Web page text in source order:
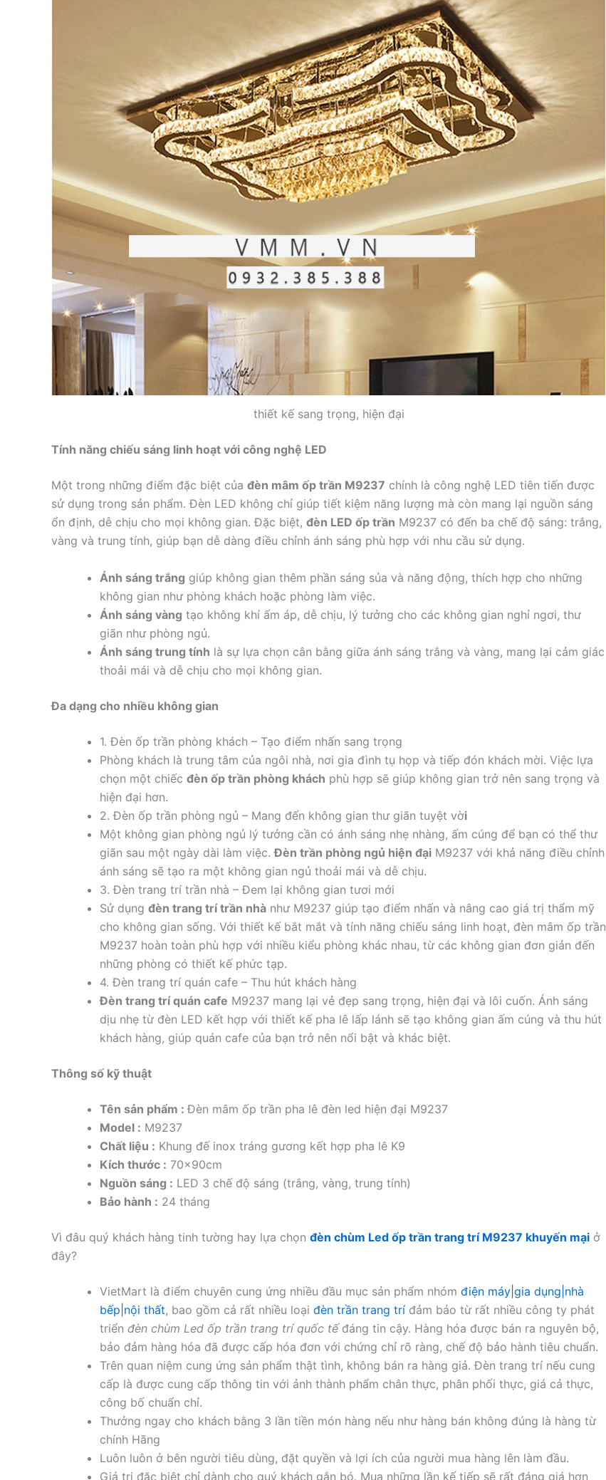
thiết kế sang trọng, hiện đại
Tính năng chiếu sáng linh hoạt với công nghệ LED
Một trong những điểm đặc biệt của đèn mâm ốp trần M9237 chính là công nghệ LED tiên tiến được
sử dụng trong sản phẩm. Đèn LED không chỉ giúp tiết kiệm năng lượng mà còn mang lại nguồn sáng
ổn định, dễ chịu cho mọi không gian. Đặc biệt, đèn LED ốp trần M9237 có đến ba chế độ sáng: trắng,
vàng và trung tính, giúp bạn dễ dàng điều chỉnh ánh sáng phù hợp với nhu cầu sử dụng.
Ánh sáng trắng giúp không gian thêm phần sáng sủa và năng động, thích hợp cho những
không gian như phòng khách hoặc phòng làm việc.
Ánh sáng vàng tạo không khí ấm áp, dễ chịu, lý tưởng cho các không gian nghỉ ngơi, thư
giãn như phòng ngủ.
Ánh sáng trung tính là sự lựa chọn cân bằng giữa ánh sáng trắng và vàng, mang lại cảm giác
thoải mái và dễ chịu cho mọi không gian.
Đa dạng cho nhiều không gian
1. Đèn ốp trần phòng khách – Tạo điểm nhấn sang trọng
Phòng khách là trung tâm của ngôi nhà, nơi gia đình tụ họp và tiếp đón khách mời. Việc lựa
chọn một chiếc đèn ốp trần phòng khách phù hợp sẽ giúp không gian trở nên sang trọng và
hiện đại hơn.
2. Đèn ốp trần phòng ngủ – Mang đến không gian thư giãn tuyệt vời
Một không gian phòng ngủ lý tưởng cần có ánh sáng nhẹ nhàng, ấm cúng để bạn có thể thư
giãn sau một ngày dài làm việc.Đèn trần phòng ngủ hiện đại M9237 với khả năng điều chỉnh
ánh sáng sẽ tạo ra một không gian ngủ thoải mái và dễ chịu.
3. Đèn trang trí trần nhà – Đem lại không gian tươi mới
Sử dụng đèn trang trí trần nhà như M9237 giúp tạo điểm nhấn và nâng cao giá trị thẩm mỹ
cho không gian sống. Với thiết kế bắt mắt và tính năng chiếu sáng linh hoạt, đèn mâm ốp trần
M9237 hoàn toàn phù hợp với nhiều kiểu phòng khác nhau, từ các không gian đơn giản đến
những phòng có thiết kế phức tạp.
4. Đèn trang trí quán cafe – Thu hút khách hàng
Đèn trang trí quán cafe M9237 mang lại vẻ đẹp sang trọng, hiện đại và lôi cuốn. Ánh sáng
dịu nhẹ từ đèn LED kết hợp với thiết kế pha lê lấp lánh sẽ tạo không gian ấm cúng và thu hút
khách hàng, giúp quán cafe của bạn trở nên nổi bật và khác biệt.
Thông số kỹ thuật
Tên sản phẩm :Đèn mâm ốp trần pha lê đèn led hiện đại M9237
Model : M9237
Chất liệu : Khung đế inox tráng gương kết hợp pha lê K9
Kích thước : 70x90cm
Nguồn sáng : LED 3 chế độ sáng (trắng, vàng, trung tính)
Bảo hành : 24 tháng
Vì đâu quý khách hàng tinh tường hay lựa chọn đèn chùm Led ốp trần trang trí M9237 khuyến mại ở
đây?
VietMart là điểm chuyên cung ứng nhiều đầu mục sản phẩm nhóm điện máy|gia dụng|nhà
bếp|nội thất, bao gồm cả rất nhiều loại đèn trần trang trí đảm bảo từ rất nhiều công ty phát
triển đèn chùm Led ốp trần trang trí quốc tếđáng tin cậy. Hàng hóa được bán ra nguyên bộ,
bảo đảm hàng hóa đã được cấp hóa đơn với chứng chỉ rõ ràng, chế độ bảo hành tiêu chuẩn.
Trên quan niệm cung ứng sản phẩm thật tình, không bán ra hàng giả. Đèn trang trí nếu cung
cấp là được cung cấp thông tin với ảnh thành phẩm chân thực, phân phối thực, giá cả thực,
công bố chuẩn chỉ.
Thưởng ngay cho khách bằng 3 lần tiền món hàng nếu như hàng bán không đúng là hàng từ
chính Hãng
Luôn luôn ở bên người tiêu dùng, đặt quyền và lợi ích của người mua hàng lên làm đầu.
Giá trị đặc biệt chỉ dành cho quý khách gắn bó. Mua những lần kế tiếp sẽ rất đáng giá hơn